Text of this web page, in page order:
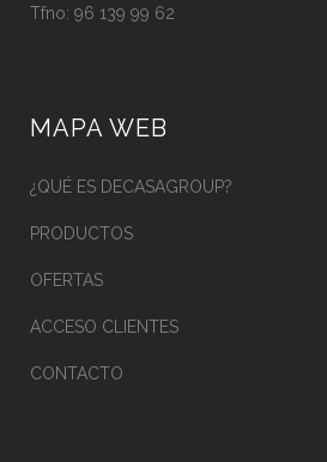
Tfno: 96 139 99 62
MAPA WEB
¿QUÉ ES DECASAGROUP?
PRODUCTOS
OFERTAS
ACCESO CLIENTES
CONTACTO